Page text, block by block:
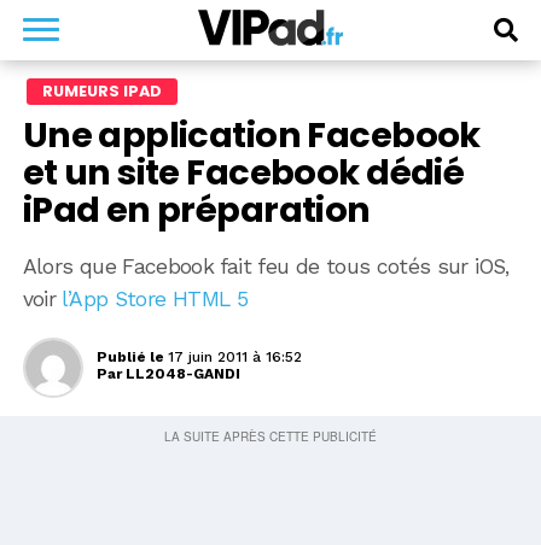
RUMEURS IPAD
Une application Facebook
et un site Facebook dédié
iPad en préparation
Alors que Facebook fait feu de tous cotés sur iOS,
voir l’App Store HTML 5
Publié le 17 juin 2011 à 16:52
Par LL2048-GANDI